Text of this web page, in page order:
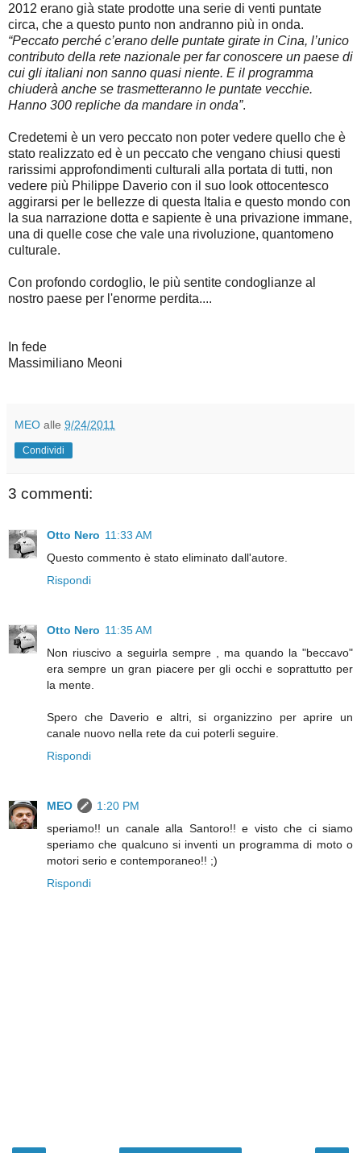
2012 erano già state prodotte una serie di venti puntate
circa, che a questo punto non andranno più in onda.
“Peccato perché c’erano delle puntate girate in Cina, l’unico
contributo della rete nazionale per far conoscere un paese di
cui gli italiani non sanno quasi niente. E il programma
chiuderà anche se trasmetteranno le puntate vecchie.
Hanno 300 repliche da mandare in onda”.
Credetemi è un vero peccato non poter vedere quello che è
stato realizzato ed è un peccato che vengano chiusi questi
rarissimi approfondimenti culturali alla portata di tutti, non
vedere più Philippe Daverio con il suo look ottocentesco
aggirarsi per le bellezze di questa Italia e questo mondo con
la sua narrazione dotta e sapiente è una privazione immane,
una di quelle cose che vale una rivoluzione, quantomeno
culturale.
Con profondo cordoglio, le più sentite condoglianze al
nostro paese per l'enorme perdita....
In fede
Massimiliano Meoni
MEO alle 9/24/2011
Condividi
3 commenti:
Otto Nero 11:33 AM
Questo commento è stato eliminato dall'autore.
Rispondi
Otto Nero 11:35 AM
Non riuscivo a seguirla sempre , ma quando la "beccavo"
era sempre un gran piacere per gli occhi e soprattutto per
la mente.
Spero che Daverio e altri, si organizzino per aprire un
canale nuovo nella rete da cui poterli seguire.
Rispondi
MEO
1:20 PM
speriamo!! un canale alla Santoro!! e visto che ci siamo
speriamo che qualcuno si inventi un programma di moto o
motori serio e contemporaneo!! ;)
Rispondi